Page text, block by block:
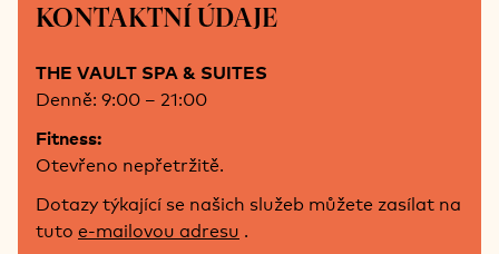
KONTAKTNÍ ÚDAJE
THE VAULT SPA & SUITES
Denně: 9:00 – 21:00
Fitness:
Otevřeno nepřetržitě.
Dotazy týkající se našich služeb můžete zasílat na
tuto e-mailovou adresu .